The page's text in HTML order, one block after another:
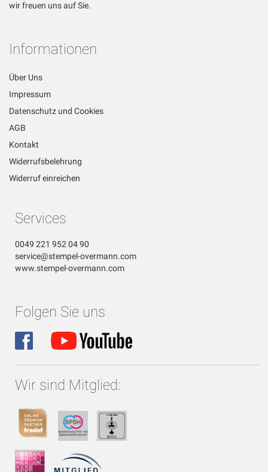
wir freuen uns auf Sie.
Informationen
Über Uns
Impressum
Datenschutz und Cookies
AGB
Kontakt
Widerrufsbelehrung
Widerruf einreichen
Services
0049 221 952 04 90
service@stempel-overmann.com
www.stempel-overmann.com
Folgen Sie uns
Wir sind Mitglied: